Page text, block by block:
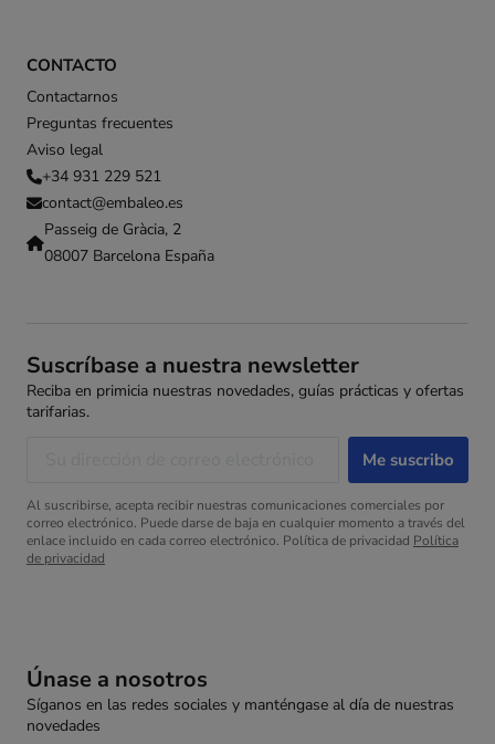
CONTACTO
Contactarnos
Preguntas frecuentes
Aviso legal
+34 931 229 521
contact@embaleo.es
Passeig de Gràcia, 2
08007 Barcelona España
Únase a nosotros
Síganos en las redes sociales y manténgase al día de nuestras
novedades
Suscríbase a nuestra newsletter
Reciba en primicia nuestras novedades, guías prácticas y ofertas
tarifarias.
Al suscribirse, acepta recibir nuestras comunicaciones comerciales por
correo electrónico. Puede darse de baja en cualquier momento a través del
enlace incluido en cada correo electrónico. Política de privacidad Política
de privacidad